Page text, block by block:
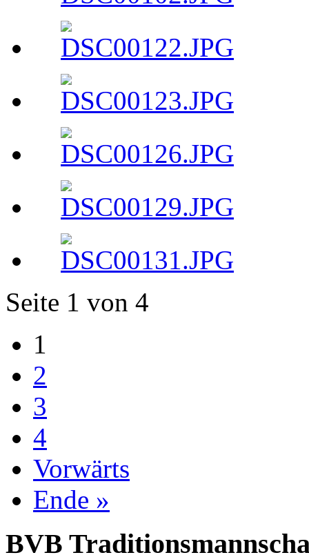
Seite 1 von 4
1
2
3
4
Vorwärts
Ende »
BVB